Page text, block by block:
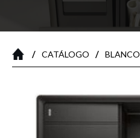
/ CATÁLOGO / BLANCO